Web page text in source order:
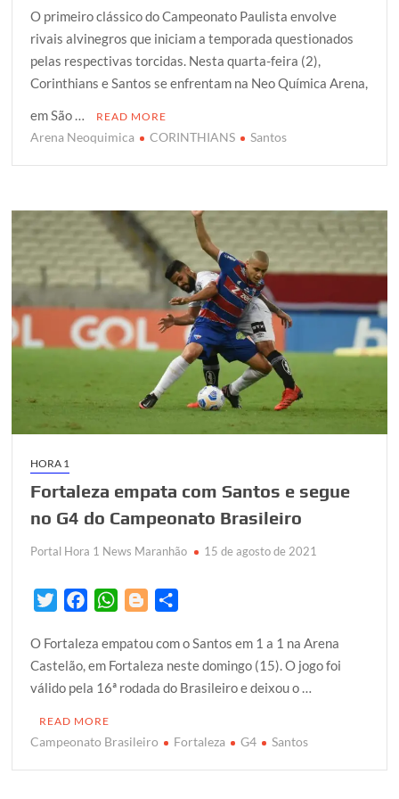
i
t
t
e
r
c
e
b
o
k
a
t
s
A
p
p
o
g
g
e
r
a
r
e
O primeiro clássico do Campeonato Paulista envolve
rivais alvinegros que iniciam a temporada questionados
pelas respectivas torcidas. Nesta quarta-feira (2),
Corinthians e Santos se enfrentam na Neo Química Arena,
em São …
READ MORE
Arena Neoquimica CORINTHIANS Santos
HORA 1
Fortaleza empata com Santos e segue
no G4 do Campeonato Brasileiro
Portal Hora 1 News Maranhão 15 de agosto de 2021
i
t
t
e
r
c
e
b
o
o
W
a
t
s
p
o
g
g
r
a
r
e
O Fortaleza empatou com o Santos em 1 a 1 na Arena
Castelão, em Fortaleza neste domingo (15). O jogo foi
válido pela 16ª rodada do Brasileiro e deixou o …
READ MORE
Campeonato Brasileiro Fortaleza G4 Santos